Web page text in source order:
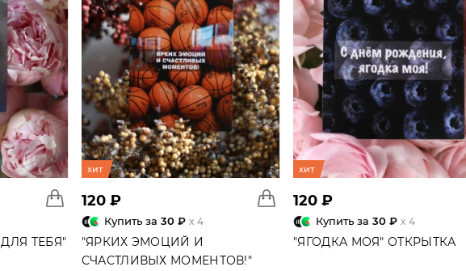
ТЕБЯ"
хит
120 ₽
Купить за 30 ₽ x 4
"ЯРКИХ ЭМОЦИЙ И
СЧАСТЛИВЫХ МОМЕНТОВ!"
хит
120 ₽
Купить за 30 ₽ x 4
"ЯГОДКА МОЯ" ОТКРЫТКА